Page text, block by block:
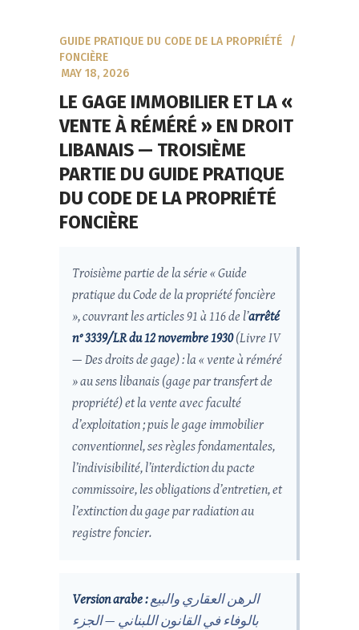
GUIDE PRATIQUE DU CODE DE LA PROPRIÉTÉ
FONCIÈRE
MAY 18, 2026
LE GAGE IMMOBILIER ET LA «
VENTE À RÉMÉRÉ » EN DROIT
LIBANAIS — TROISIÈME
PARTIE DU GUIDE PRATIQUE
DU CODE DE LA PROPRIÉTÉ
FONCIÈRE
Troisième partie de la série « Guide
pratique du Code de la propriété foncière
», couvrant les articles 91 à 116 de l’arrêté
n° 3339/LR du 12 novembre 1930(Livre IV
— Des droits de gage) : la « vente à réméré
» au sens libanais (gage par transfert de
propriété) et la vente avec faculté
d’exploitation ; puis le gage immobilier
conventionnel, ses règles fondamentales,
l’indivisibilité, l’interdiction du pacte
commissoire, les obligations d’entretien, et
l’extinction du gage par radiation au
registre foncier.
Version arabe : الرهن العقاري والبيع
بالوفاء في القانون اللبناني — الجزء